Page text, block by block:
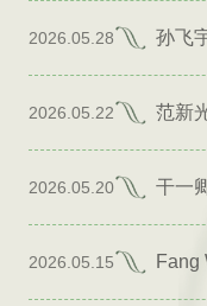
2026.05.28 孙飞
2026.05.22 范新
2026.05.20 干一
2026.05.15 Fang